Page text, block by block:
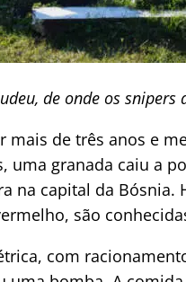
de onde os
mais de três anos e
uma granada caiu a
na capital da Bósnia.
são
com